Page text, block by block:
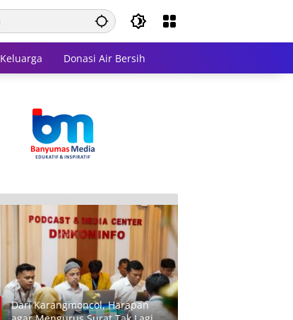
Keluarga Donasi Air Bersih
Dari Karangmoncol, Harapan